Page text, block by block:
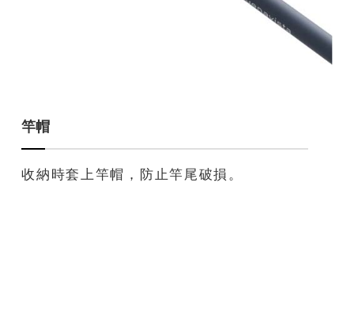
竿帽
收納時套上竿帽，防止竿尾破損。